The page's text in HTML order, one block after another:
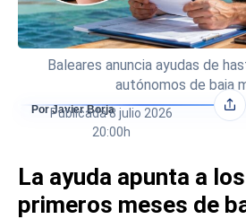
Baleares anuncia ayudas de
autónomos de baja
Por Javier Borja
Publicada8 julio 2026
20:00h
La ayuda apunta a
primeros meses de